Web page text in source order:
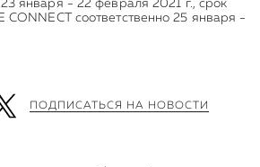
января - 22 февраля 2021 г., срок
CONNECT соответственно 25 января -
ПОДПИСАТЬСЯ НА НОВОСТИ